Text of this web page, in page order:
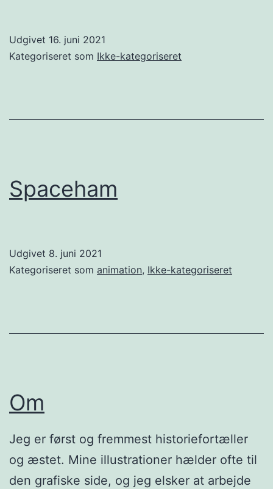
Udgivet 16. juni 2021
Kategoriseret som Ikke-kategoriseret
Spaceham
Udgivet 8. juni 2021
Kategoriseret som animation, Ikke-kategoriseret
Om
Jeg er først og fremmest historiefortæller
og æstet. Mine illustrationer hælder ofte til
den grafiske side, og jeg elsker at arbejde